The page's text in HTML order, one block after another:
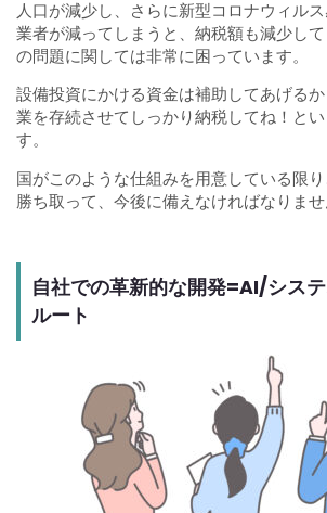
人口が減少し、さらに新型コロナウィル
業者が減ってしまうと、納税額も減少し
の問題に関しては非常に困っています。
設備投資にかける資金は補助してあげる
業を存続させてしっかり納税してね！と
す。
国がこのような仕組みを用意している限
勝ち取って、今後に備えなければなりませ
自社での革新的な開発=AI/シス
ルート